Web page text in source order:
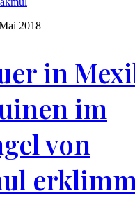
2018
in
im
von